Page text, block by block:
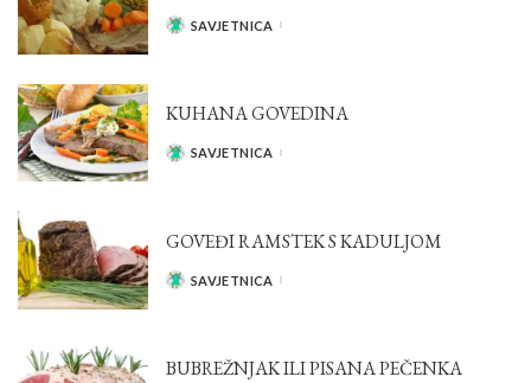
POSTED
SAVJETNICA
KUHANA GOVEDINA
POSTED
SAVJETNICA
GOVEĐI RAMSTEK S KADULJOM
POSTED
SAVJETNICA
BUBREŽNJAK ILI PISANA PEČENKA